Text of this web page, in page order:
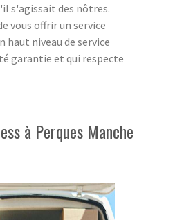
s'agissait des nôtres.
vous offrir un service
haut niveau de service
garantie et qui respecte
à Perques Manche